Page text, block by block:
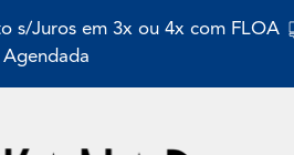
s/Juros em 3x ou 4x com FLOA
Agendada